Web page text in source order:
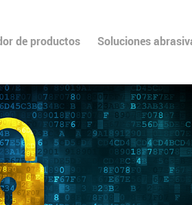
de productos Soluciones